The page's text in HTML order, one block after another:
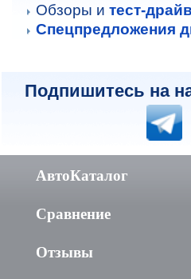
Обзоры и тест-
Спецпредложения
Подпишитесь на
АвтоКаталог
Сравнение
Отзывы